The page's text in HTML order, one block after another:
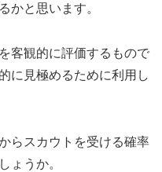
かと思います。
客観的に評価するもので
に見極めるために利用し
らスカウトを受ける確率
ょうか。